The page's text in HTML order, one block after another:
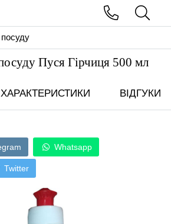
Пуся Гірчиця 500 мл
ХАРАКТЕРИСТИКИ ВІДГУКИ
Whatsapp
Twitter